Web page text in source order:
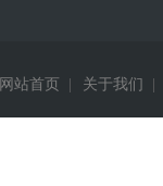
网站首页 关于我们